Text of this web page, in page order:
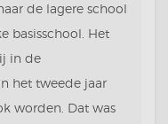
de lagere school
basisschool. Het
in de
het tweede jaar
worden. Dat was